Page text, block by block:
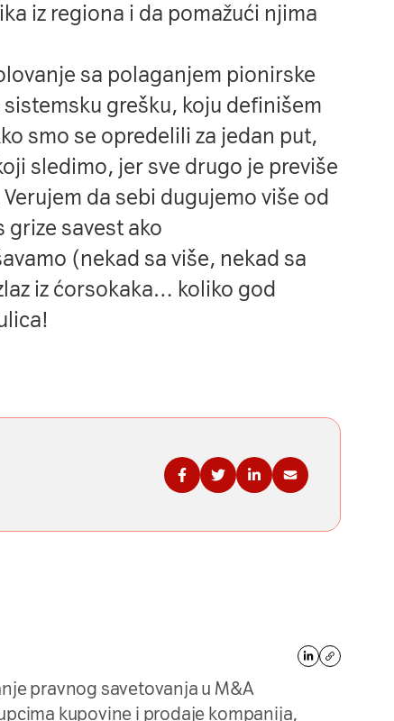
iz regiona i da pomažući njima
sa polaganjem pionirske
grešku, koju definišem
smo se opredelili za jedan put,
sledimo, jer sve drugo je previše
da sebi dugujemo više od
grize savest ako
(nekad sa više, nekad sa
iz ćorsokaka… koliko god
Podelite na Fejsbuku
Podelite na Tviteru
Podelite na Linkdinu
Podelite na imejl
pravnog savetovanja u M&A
kupovine i prodaje kompanija,